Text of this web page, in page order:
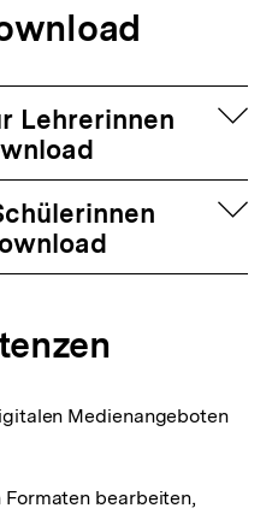
Lehrerinnen
Medienangeboten
bearbeiten,